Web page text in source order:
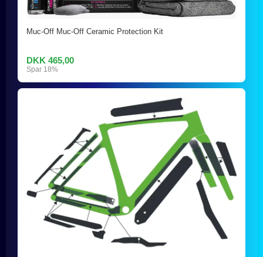
Muc-Off Muc-Off Ceramic Protection Kit
DKK 465,00
Spar 18%